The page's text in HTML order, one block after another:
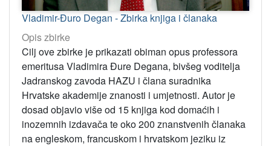
Vladimir-Đuro Degan - Zbirka knjiga i članaka
Opis zbirke
Cilj ove zbirke je prikazati obiman opus professora
emeritusa Vladimira Đure Degana, bivšeg voditelja
Jadranskog zavoda HAZU i člana suradnika
Hrvatske akademije znanosti i umjetnosti. Autor je
dosad objavio više od 15 knjiga kod domaćih i
inozemnih izdavača te oko 200 znanstvenih članaka
na engleskom, francuskom i hrvatskom jeziku iz